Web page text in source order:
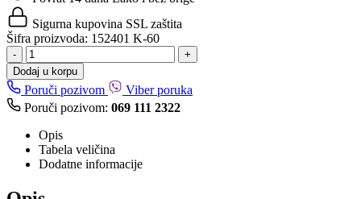
Sigurna kupovina SSL zaštita
Šifra proizvoda: 152401 K-60
-
+
Dodaj u korpu
Poruči pozivom
Viber poruka
Poruči pozivom: 069 111 2322
Opis
Tabela veličina
Dodatne informacije